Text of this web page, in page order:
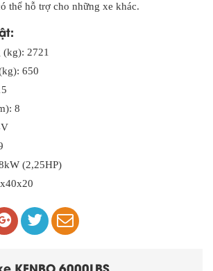
thể hỗ trợ cho những xe khác.
(kg): 2721
650
8
(2,25HP)